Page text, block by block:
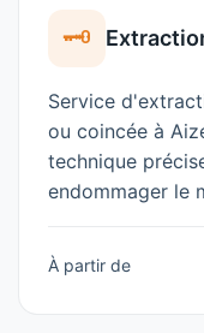
🗝️
Service
ou coincée à
technique
endommager le
À partir de